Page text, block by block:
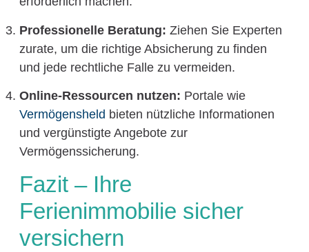
Professionelle Beratung: Ziehen Sie Experten
zurate, um die richtige Absicherung zu finden
und jede rechtliche Falle zu vermeiden.
Online-Ressourcen nutzen: Portale wie
Vermögensheld bieten nützliche Informationen
und vergünstigte Angebote zur
Vermögenssicherung.
Fazit – Ihre
Ferienimmobilie sicher
versichern